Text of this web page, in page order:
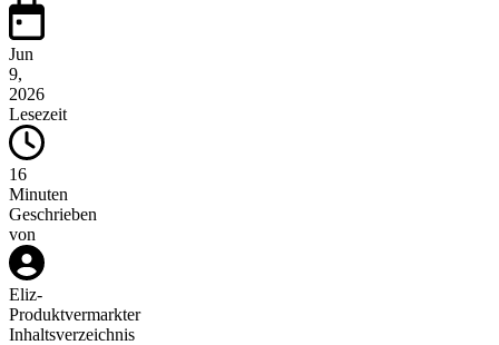
Jun
9,
2026
Lesezeit
16
Minuten
Geschrieben
von
Eliz-
Produktvermarkter
Inhaltsverzeichnis